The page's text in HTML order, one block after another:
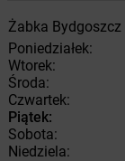
Żabka Bydgoszcz
Poniedziałek:
Wtorek:
Środa:
Czwartek:
Piątek:
Sobota:
Niedziela: